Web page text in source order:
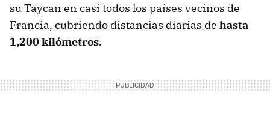
su Taycan en casi todos los países vecinos de
Francia, cubriendo distancias diarias de hasta
1,200 kilómetros.